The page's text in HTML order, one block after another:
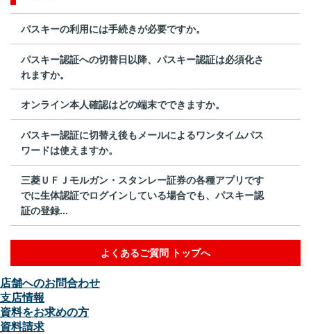
パスキーの利用には手続きが必要ですか。
パスキー認証への切替日以降、パスキー認証は必須化さ
れますか。
オンライン本人確認はどの端末でできますか。
パスキー認証に切替え後もメールによるワンタイムパス
ワードは使えますか。
三菱ＵＦＪモルガン・スタンレー証券の各種アプリです
でに生体認証でログインしている場合でも、パスキー認
証の登録...
よくあるご質問 トップへ
店舗へのお問合わせ
支店情報
資料をお求めの方
資料請求